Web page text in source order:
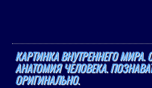
КАРТИНКА ВНУТРЕННЕГО МИРА.
АНАТОМИЯ ЧЕЛОВЕКА.
ОРИГИНАЛЬНО.